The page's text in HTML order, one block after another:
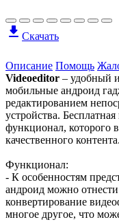
Скачать
Описание Помощь
Videoeditor – удобный
мобильные андроид
редактированием
устройства.
функционал, которого
качественного контента.
Функционал:
- К особенностям
андроид можно
конвертирование
многое другое, что